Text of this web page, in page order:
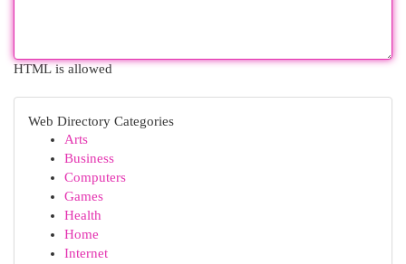
HTML is allowed
Web Directory Categories
Arts
Business
Computers
Games
Health
Home
Internet